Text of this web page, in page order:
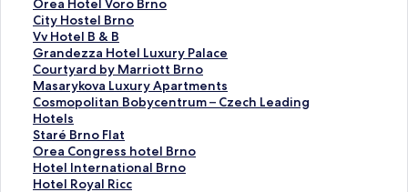
รั
บ
H
o
t
e
l
P
e
g
a
ห
รั
บ
H
o
t
e
l
P
r
o
สำ
ห
รั
บ
1
0
-
Z
B
u
n
น
สำ
ห
รั
บ
A
-
S
p
o
r
า
น
สำ
ห
รั
บ
S
o
n
o
H
ฐ
า
น
สำ
ห
รั
บ
H
o
t
e
ร
ฐ
า
น
สำ
ห
รั
บ
H
o
t
ต
ร
ฐ
า
น
สำ
ห
รั
บ
M
a
า
ต
ร
ฐ
า
น
สำ
ห
รั
บ
H
ม
า
ต
ร
ฐ
า
น
สำ
ห
รั
บ
Orea Hotel Voro Brno
ง
ก์
ม
า
ต
ร
ฐ
า
น
สำ
ห
City Hostel Brno
ลิ
ง
ก์
ม
า
ต
ร
ฐ
า
น
สำ
Vv Hotel B & B
ลิ
ง
ก์
ม
า
ต
ร
ฐ
า
น
Grandezza Hotel Luxury Palace
ลิ
ง
ก์
ม
า
ต
ร
ฐ
า
Courtyard by Marriott Brno
ลิ
ง
ก์
ม
า
ต
ร
ฐ
Masarykova Luxury Apartments
ลิ
ง
ก์
ม
า
ต
ร
Cosmopolitan Bobycentrum – Czech Leading
Hotels
ลิ
ง
ก์
ม
า
ต
Staré Brno Flat
ลิ
ง
ก์
ม
Orea Congress hotel Brno
ลิ
ง
ก์
Hotel International Brno
ลิ
ง
Hotel Royal Ricc
ลิ